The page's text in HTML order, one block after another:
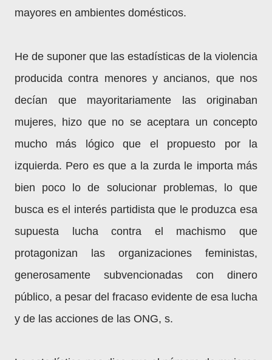
mayores en ambientes domésticos.
He de suponer que las estadísticas de la violencia
producida contra menores y ancianos, que nos
decían que mayoritariamente las originaban
mujeres, hizo que no se aceptara un concepto
mucho más lógico que el propuesto por la
izquierda. Pero es que a la zurda le importa más
bien poco lo de solucionar problemas, lo que
busca es el interés partidista que le produzca esa
supuesta lucha contra el machismo que
protagonizan las organizaciones feministas,
generosamente subvencionadas con dinero
público, a pesar del fracaso evidente de esa lucha
y de las acciones de las ONG, s.